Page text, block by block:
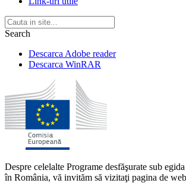
Search
Descarca Adobe reader
Descarca WinRAR
Despre celelalte Programe desfăşurate sub
în România, vă invităm să vizitaţi pagina de